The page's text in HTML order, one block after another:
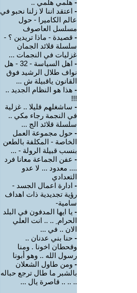
- هلمي هلمي ..
- اعتقد اننا لا زلنا نحبو في
عالم الكاميرا - حول
مسلسل العاصوف
- قصيدة - ماذا تريدين ؟ -
سلسلة قلائد الجمان
غزليات في النجمات ...
-
اهل السياسة - 32 - هل
نواف طلال الرشيد فوق
القانون ياقبيلة ش ...
- هذا هو النظام الجديد ..
!!!
- ساشغلهم قليلا .. غزلية
في النجمة رجاء مكي ..
سلسلة قلائد الج ...
- حول مجموعة العمل
الخاصة - المكلفة بالطعن
بنسب قبيلة الرولة - ...
- عفن الجماعة معانا فرد
.... معدود ... لا عدو
التعدادي
- ادارة اعمال الجسد -
رؤية تجديدية ذات اهداف
سامية-
- يا ايها المدفون في البلد
الحرام ِ .. .. انت العلي
الان .. في ...
- حنا بني عدنان ..
وقحطان اخونا . ومنا
رسول الله .. وهو أبونا
- ومن طاول الشعلان
بالشبر ما طال ترجع حباله
.. .. .. قاصرة يال ...